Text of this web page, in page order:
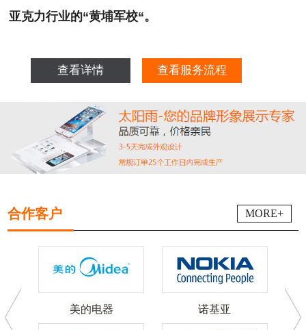
亚克力行业的“黄埔军校“。
查看详情 查看服务流程
合作客户 MORE+
美的电器 诺基亚 可